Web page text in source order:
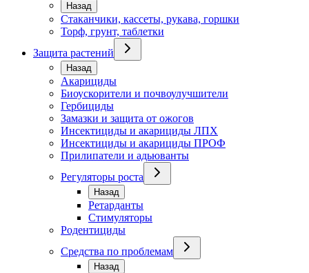
Назад
Стаканчики, кассеты, рукава, горшки
Торф, грунт, таблетки
Защита растений
Назад
Акарициды
Биоускорители и почвоулучшители
Гербициды
Замазки и защита от ожогов
Инсектициды и акарициды ЛПХ
Инсектициды и акарициды ПРОФ
Прилипатели и адьюванты
Регуляторы роста
Назад
Ретарданты
Стимуляторы
Родентициды
Средства по проблемам
Назад